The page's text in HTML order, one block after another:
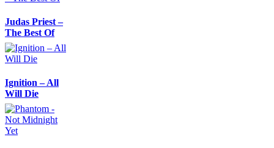
Judas Priest –
The Best Of
Ignition – All
Will Die